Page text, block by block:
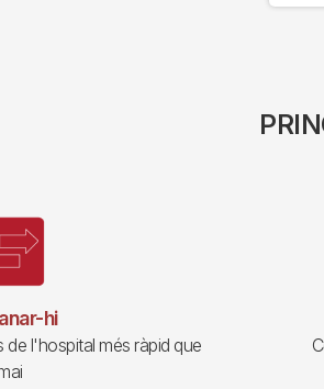
hi
de l'hospital més ràpid que